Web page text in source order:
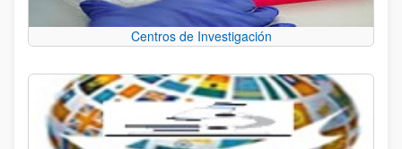
Centros de Investigación